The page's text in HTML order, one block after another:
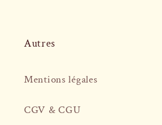
Autres
Mentions légales
CGV & CGU